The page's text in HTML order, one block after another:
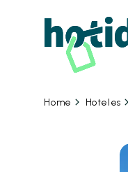
Home Hoteles